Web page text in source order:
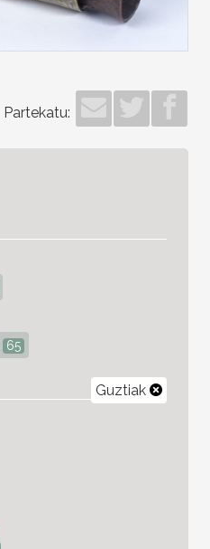
Partekatu:
65
Guztiak